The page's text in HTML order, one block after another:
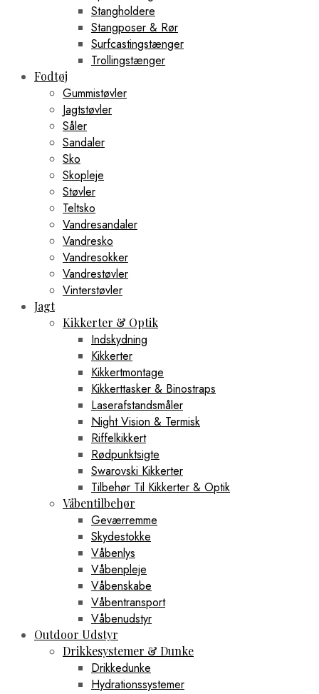
Stangholdere
Stangposer & Rør
Surfcastingstænger
Trollingstænger
Fodtøj
Gummistøvler
Jagtstøvler
Såler
Sandaler
Sko
Skopleje
Støvler
Teltsko
Vandresandaler
Vandresko
Vandresokker
Vandrestøvler
Vinterstøvler
Jagt
Kikkerter & Optik
Indskydning
Kikkerter
Kikkertmontage
Kikkerttasker & Binostraps
Laserafstandsmåler
Night Vision & Termisk
Riffelkikkert
Rødpunktsigte
Swarovski Kikkerter
Tilbehør Til Kikkerter & Optik
Våbentilbehør
Geværremme
Skydestokke
Våbenlys
Våbenpleje
Våbenskabe
Våbentransport
Våbenudstyr
Outdoor Udstyr
Drikkesystemer & Dunke
Drikkedunke
Hydrationssystemer